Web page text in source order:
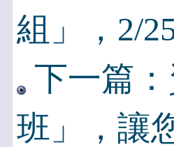
組」，2/
下一篇
班」，讓